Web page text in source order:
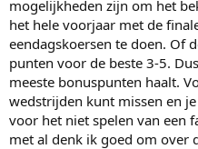
mogelijkheden zijn om het
het hele voorjaar met de
eendagskoersen te doen. Of
punten voor de beste 3-5.
meeste bonuspunten haalt.
wedstrijden kunt missen en
voor het niet spelen van een
met al denk ik goed om over